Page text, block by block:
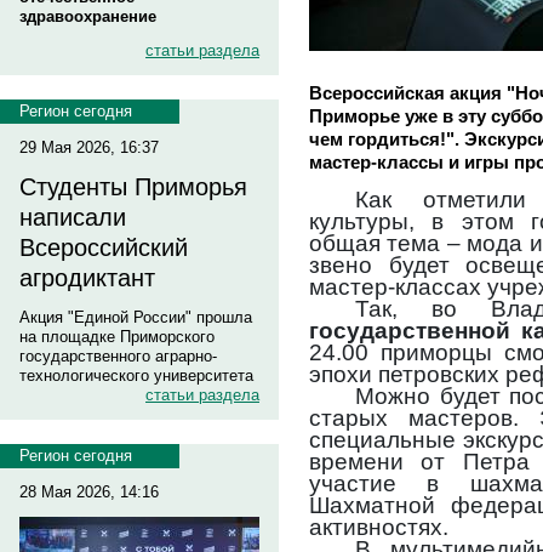
здравоохранение
статьи раздела
Регион сегодня
29 Мая 2026, 16:37
Студенты Приморья
написали
Всероссийский
агродиктант
Акция "Единой России" прошла
на площадке Приморского
государственного аграрно-
технологического университета
статьи раздела
Регион сегодня
28 Мая 2026, 14:16
Всероссийская акция
Приморье уже в эту
чем гордиться!".
мастер-классы и игры
Как
культуры, в этом
общая тема – мода
звено будет
мастер-классах
Так, во
государственной
24.00 приморцы
эпохи петровских
Можно будет
старых мастеров.
специальные
времени от
участие в
Шахматной
активностях.